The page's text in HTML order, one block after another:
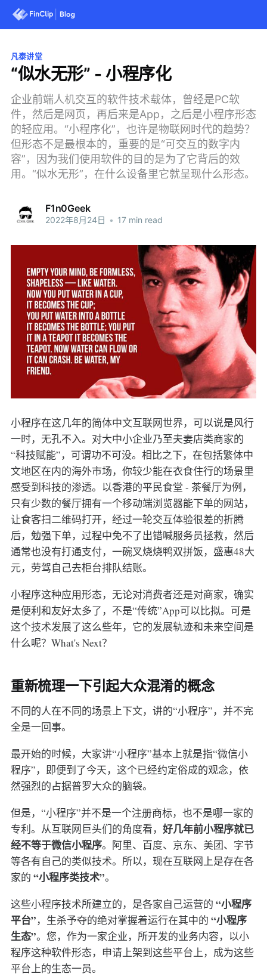
凡泰讲堂
“似水无形” - 小程序化
企业前端人机交互的软件技术载体，曾经是PC软
件，然后是网页，再后来是App，之后是小程序形态
的轻应用。“小程序化”，也许是物联网时代的趋势？
但形态不是最根本的，重要的是“可交互的数字内
容”，因为我们使用软件的目的是为了它背后的效
用。“似水无形”，在什么设备里它就呈现什么形态。
F1n0Geek
2022年8月24日 • 17 min read
小程序在这几年的简体中文互联网世界，可以说是风行
一时，无孔不入。对大中小企业乃至夫妻店类商家的
“科技赋能”，可谓功不可没。相比之下，在包括繁体中
文地区在内的海外市场，你较少能在衣食住行的场景里
感受到科技的渗透。以香港的平民食堂 - 茶餐厅为例，
只有少数的餐厅拥有一个移动端浏览器能下单的网站，
让食客扫二维码打开，经过一轮交互体验很差的折腾
后，勉强下单，过程中免不了出错喊服务员拯救，然后
通常也没有打通支付，一碗叉烧烧鸭双拼饭，盛惠48大
元，劳驾自己去柜台排队结账。
小程序这种应用形态，无论对消费者还是对商家，确实
是便利和友好太多了，不是“传统”App可以比拟。可是
这个技术发展了这么些年，它的发展轨迹和未来空间是
什么呢？What's Next？
重新梳理一下引起大众混淆的概念
不同的人在不同的场景上下文，讲的“小程序”，并不完
全是一回事。
最开始的时候，大家讲“小程序”基本上就是指“微信小
程序”，即便到了今天，这个已经约定俗成的观念，依
然强烈的占据普罗大众的脑袋。
但是，“小程序”并不是一个注册商标，也不是哪一家的
专利。从互联网巨头们的角度看， 好几年前小程序就已
经不等于微信小程序。阿里、百度、京东、美团、字节
等各有自己的类似技术。所以，现在互联网上是存在各
家的 “小程序类技术”。
这些小程序技术所建立的，是各家自己运营的 “小程序
平台”，生杀予夺的绝对掌握着运行在其中的 “小程序
生态”。您，作为一家企业，所开发的业务内容，以小
程序这种软件形态，申请上架到这些平台上，成为这些
平台上的生态一员。